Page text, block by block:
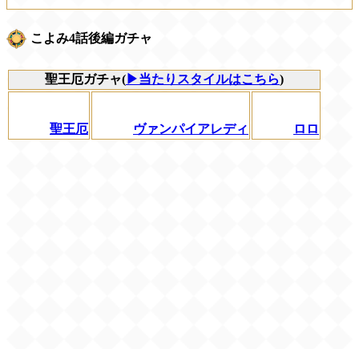
こよみ4話後編ガチャ
聖王厄ガチャ( ▶当たりスタイルはこちら)
聖王厄 ヴァンパイアレディ ロロ